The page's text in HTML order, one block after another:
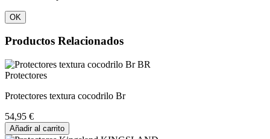
OK
Productos Relacionados
Protectores
Protectores textura cocodrilo Br
54,95 €
Añadir al carrito